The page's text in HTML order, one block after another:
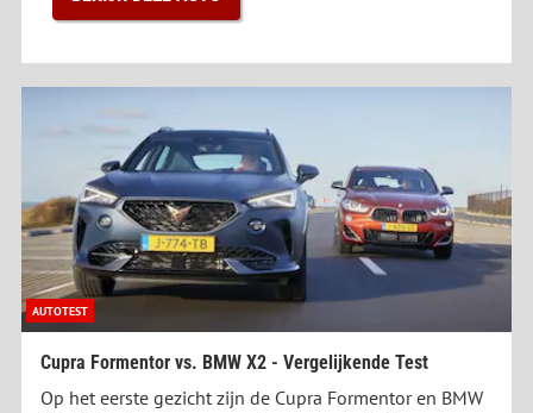
AUTOTEST
Cupra Formentor vs. BMW X2 - Vergelijkende Test
Op het eerste gezicht zijn de Cupra Formentor en BMW